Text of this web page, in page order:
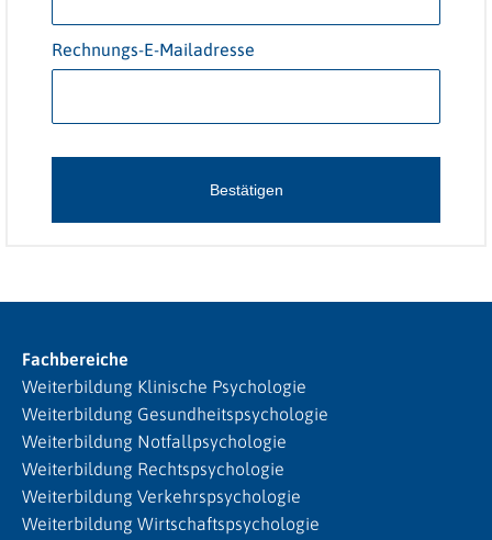
Rechnungs-E-Mailadresse
Bestätigen
Fachbereiche
Weiterbildung Klinische Psychologie
Weiterbildung Gesundheitspsychologie
Weiterbildung Notfallpsychologie
Weiterbildung Rechtspsychologie
Weiterbildung Verkehrspsychologie
Weiterbildung Wirtschaftspsychologie